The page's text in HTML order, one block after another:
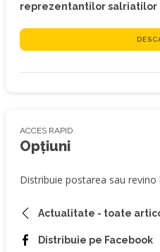
reprezentantilor salriatilor
ACCES RAPID
Opțiuni
Distribuie postarea sau
Actualitate - toate
Distribuie pe Facebook